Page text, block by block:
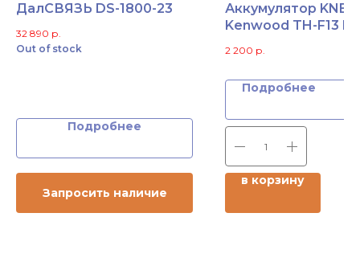
ДалСВЯЗЬ DS-1800-23
32 890 р.
Out of stock
Подробнее
Запросить наличие
Аккумулятор KNB-
Kenwood TH-F13
2 200 р.
Подробнее
в корзину